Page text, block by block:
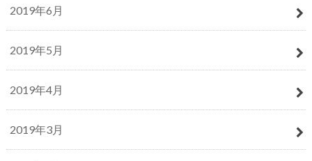
2019年6月
2019年5月
2019年4月
2019年3月